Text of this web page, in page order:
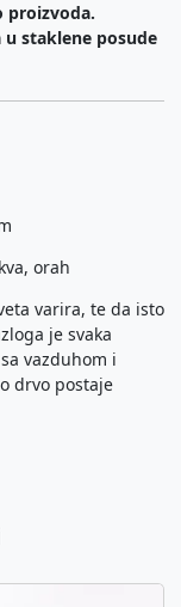
proizvoda.
staklene posude
orah
varira, te da isto
je svaka
vazduhom i
drvo postaje